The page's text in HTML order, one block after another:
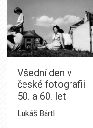
Všední den v
české fotografii
50. a 60. let
Lukáš Bártl